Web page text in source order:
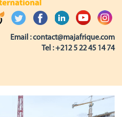
Email :contact@majafrique.com
Tel :+212 5 22 45 14 74